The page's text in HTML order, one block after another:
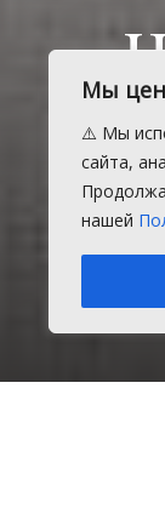
Мы
⚠️ Мы
сайта,
нашейВ